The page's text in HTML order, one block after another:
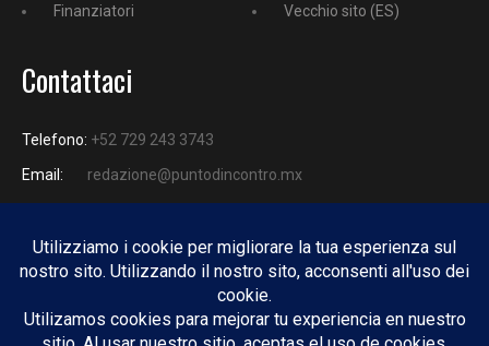
Finanziatori Vecchio sito (ES)
Contattaci
Telefono: +52 729 243 3743
Email:
redazione@puntodincontro.mx
PUNTODINCONTRO